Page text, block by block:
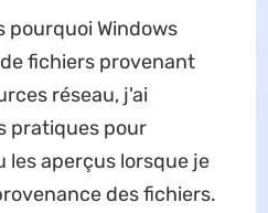
pourquoi Windows
fichiers provenant
réseau, j'ai
pratiques pour
les aperçus lorsque je
des fichiers.